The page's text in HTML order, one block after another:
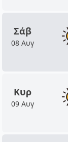
Σάβ
08 Αυγ
Κυρ
09 Αυγ